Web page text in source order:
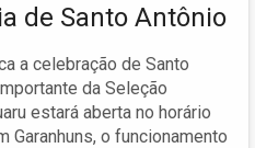
de Santo Antônio
a celebração de Santo
da Seleção
estará aberta no horário
Garanhuns, o funcionamento